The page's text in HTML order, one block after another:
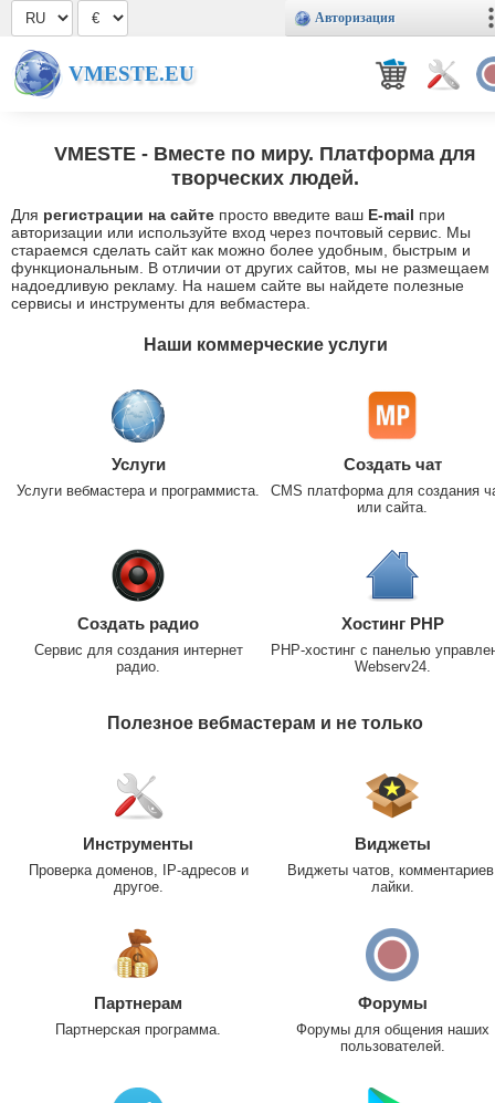
Авторизация
VMESTE.EU
VMESTE - Вместе по миру. Платформа для
творческих людей.
Для регистрации на сайте просто введите ваш E-mail при
авторизации или используйте вход через почтовый сервис. Мы
стараемся сделать сайт как можно более удобным, быстрым и
функциональным. В отличии от других сайтов, мы не размещаем
надоедливую рекламу. На нашем сайте вы найдете полезные
сервисы и инструменты для вебмастера.
Наши коммерческие услуги
Услуги
Услуги вебмастера и программиста.
Создать чат
CMS платформа для создания
или сайта.
Создать радио
Сервис для создания интернет
радио.
Хостинг PHP
PHP-хостинг с панелью
Webserv24.
Полезное вебмастерам и не только
Инструменты
Проверка доменов, IP-адресов и
другое.
Виджеты
Виджеты чатов,
лайки.
Партнерам
Партнерская программа.
Форумы
Форумы для общения наших
пользователей.